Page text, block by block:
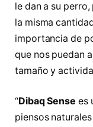
le dan a su
la misma
importancia de
que nos puedan
tamaño y
“Dibaq Sense es
piensos